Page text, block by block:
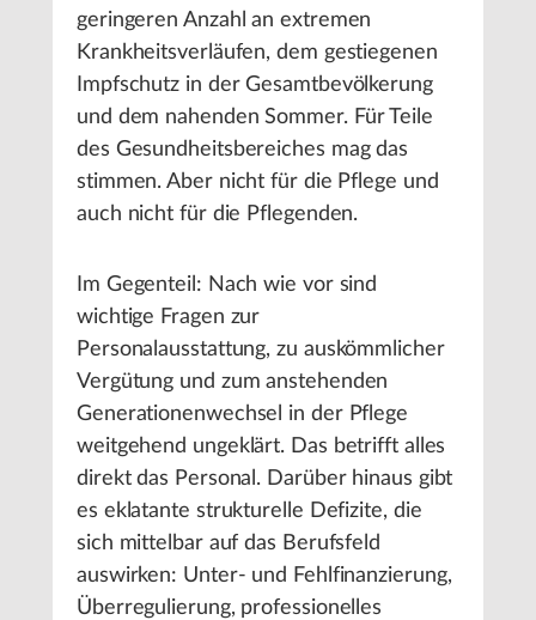
geringeren Anzahl an extremen
Krankheitsverläufen, dem gestiegenen
Impfschutz in der Gesamtbevölkerung
und dem nahenden Sommer. Für Teile
des Gesundheitsbereiches mag das
stimmen. Aber nicht für die Pflege und
auch nicht für die Pflegenden.
Im Gegenteil: Nach wie vor sind
wichtige Fragen zur
Personalausstattung, zu auskömmlicher
Vergütung und zum anstehenden
Generationenwechsel in der Pflege
weitgehend ungeklärt. Das betrifft alles
direkt das Personal. Darüber hinaus gibt
es eklatante strukturelle Defizite, die
sich mittelbar auf das Berufsfeld
auswirken: Unter- und Fehlfinanzierung,
Überregulierung, professionelles